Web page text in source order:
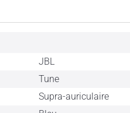
JBL
Tune
Supra-auriculaire